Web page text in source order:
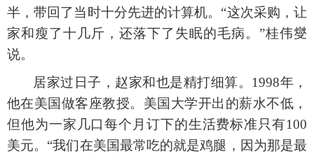
半，带回了当时十分先进的计算机。“这次采购，让
家和瘦了十几斤，还落下了失眠的毛病。”桂伟燮
说。
居家过日子，赵家和也是精打细算。 1998年，
他在美国做客座教授。美国大学开出的薪水不低，
但他为一家几口每个月订下的生活费标准只有100
美元。“我们在美国最常吃的就是鸡腿，因为那是最